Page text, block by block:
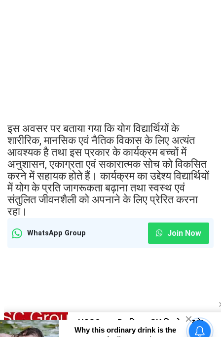
आवश्यक है तथा इस प्रकार के कार्यक्रम बच्चों में
अनुशासन, एकाग्रता एवं सकारात्मक सोच को विकसित
करने में सहायक होते हैं। कार्यक्रम का उद्देश्य विद्यार्थियों
में योग के प्रति जागरूकता बढ़ाना तथा स्वस्थ एवं
संतुलित जीवनशैली को अपनाने के लिए प्रेरित करना
रहा।
Join Now